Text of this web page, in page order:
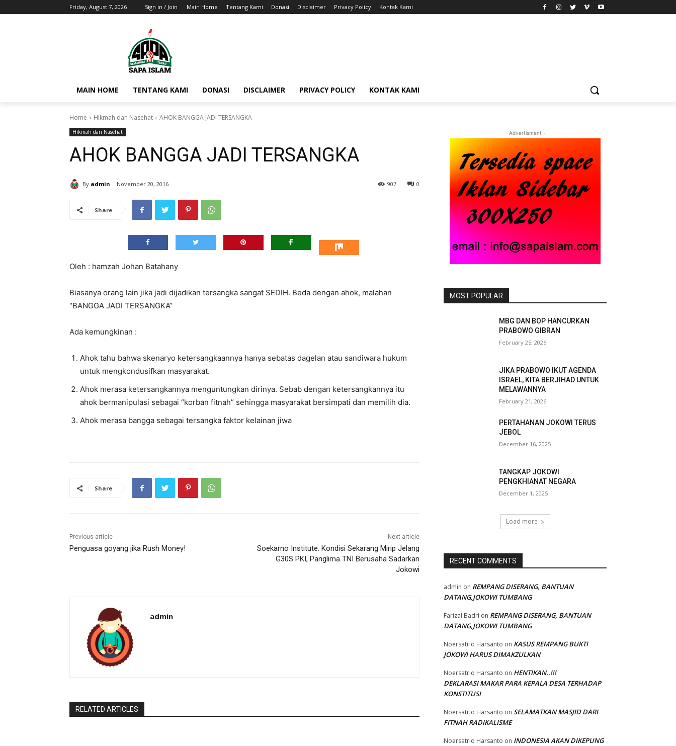
Friday, August 7, 2026 Sign in / Join Main Home Tentang Kami Donasi Disclaimer Privacy Policy Kontak Kami
MAIN HOME TENTANG KAMI DONASI DISCLAIMER PRIVACY POLICY KONTAK KAMI
Home Hikmah dan Nasehat AHOK BANGGA JADI TERSANGKA
Hikmah dan Nasehat
AHOK BANGGA JADI TERSANGKA
By admin November 20, 2016 0
907
Share
Oleh : hamzah Johan Batahany
Biasanya orang lain jika jadi dijadikan tersangka sangat SEDIH. Beda dengan ahok, malahan
“BANGGA JADI TERSANGKA”
Ada kemungkinan :
Ahok tahu bahwa skenaryo ketersangkaannya hanya sebatas dagelan atau sandiwara hukum
untuk mengkondusifkan masyarakat.
Ahok merasa ketersangkannya menguntungkan dirinya. Sebab dengan ketersangkannya itu
ahok bermanipulasi sebagai “korban fitnah” sehingga masyarakat bersimpati dan memilih dia.
Ahok merasa bangga sebagai tersangka faktor kelainan jiwa
Share
Previous article
Penguasa goyang jika Rush Money!
Next article
Soekarno Institute: Kondisi Sekarang Mirip Jelang
G30S PKI, Panglima TNI Berusaha Sadarkan
Jokowi
admin
RELATED ARTICLES
- Advertisment -
MOST POPULAR
MBG DAN BOP HANCURKAN
PRABOWO GIBRAN
February 25, 2026
JIKA PRABOWO IKUT AGENDA
ISRAEL, KITA BERJIHAD UNTUK
MELAWANNYA
February 21, 2026
PERTAHANAN JOKOWI TERUS
JEBOL
December 16, 2025
TANGKAP JOKOWI
PENGKHIANAT NEGARA
December 1, 2025
Load more
RECENT COMMENTS
admin on REMPANG DISERANG, BANTUAN
DATANG,JOKOWI TUMBANG
Farizal Badri on REMPANG DISERANG, BANTUAN
DATANG,JOKOWI TUMBANG
Noersatrio Harsanto on KASUS REMPANG BUKTI
JOKOWI HARUS DIMAKZULKAN
Noersatrio Harsanto on HENTIKAN..!!!
DEKLARASI MAKAR PARA KEPALA DESA TERHADAP
KONSTITUSI
Noersatrio Harsanto on SELAMATKAN MASJID DARI
FITNAH RADIKALISME
Noersatrio Harsanto on INDONESIA AKAN DIKEPUNG